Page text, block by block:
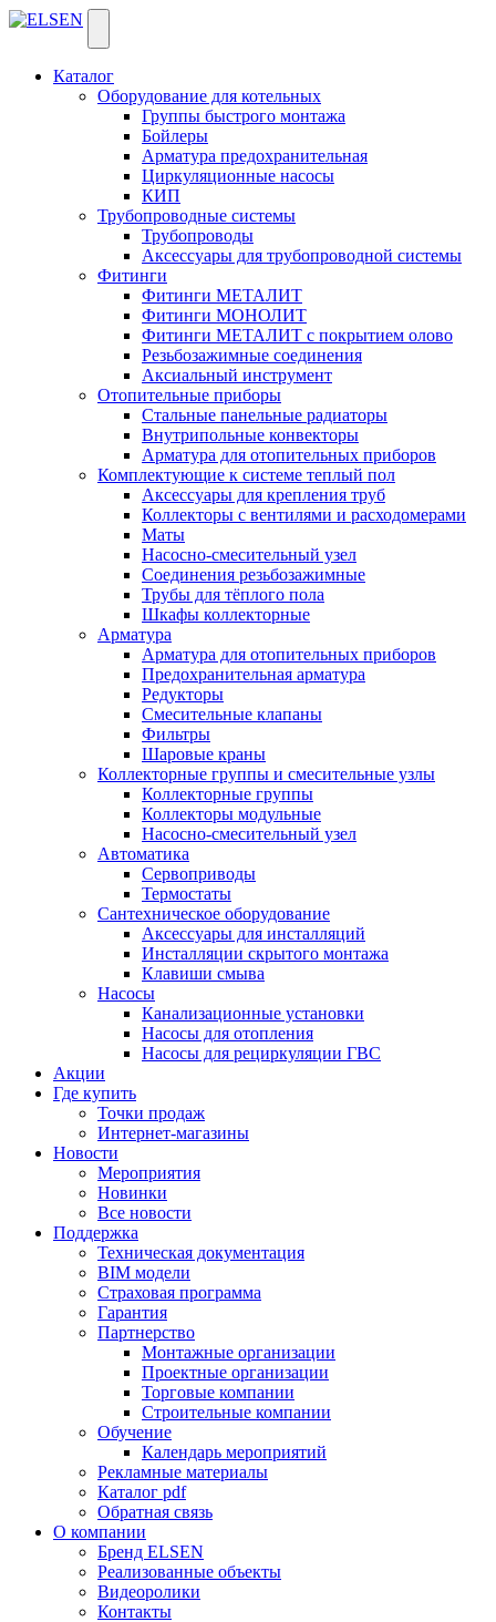
Каталог
Оборудование для котельных
Группы быстрого монтажа
Бойлеры
Арматура предохранительная
Циркуляционные насосы
КИП
Трубопроводные системы
Трубопроводы
Аксессуары для трубопроводной системы
Фитинги
Фитинги МЕТАЛИТ
Фитинги МОНОЛИТ
Фитинги МЕТАЛИТ с покрытием олово
Резьбозажимные соединения
Аксиальный инструмент
Отопительные приборы
Стальные панельные радиаторы
Внутрипольные конвекторы
Арматура для отопительных приборов
Комплектующие к системе теплый пол
Аксессуары для крепления труб
Коллекторы с вентилями и расходомерами
Маты
Насосно-смесительный узел
Соединения резьбозажимные
Трубы для тёплого пола
Шкафы коллекторные
Арматура
Арматура для отопительных приборов
Предохранительная арматура
Редукторы
Смесительные клапаны
Фильтры
Шаровые краны
Коллекторные группы и смесительные узлы
Коллекторные группы
Коллекторы модульные
Насосно-смесительный узел
Автоматика
Сервоприводы
Термостаты
Сантехническое оборудование
Аксессуары для инсталляций
Инсталляции скрытого монтажа
Клавиши смыва
Насосы
Канализационные установки
Насосы для отопления
Насосы для рециркуляции ГВС
Акции
Где купить
Точки продаж
Интернет-магазины
Новости
Мероприятия
Новинки
Все новости
Поддержка
Техническая документация
BIM модели
Страховая программа
Гарантия
Партнерство
Монтажные организации
Проектные организации
Торговые компании
Строительные компании
Обучение
Календарь мероприятий
Рекламные материалы
Каталог pdf
Обратная связь
О компании
Бренд ELSEN
Реализованные объекты
Видеоролики
Контакты